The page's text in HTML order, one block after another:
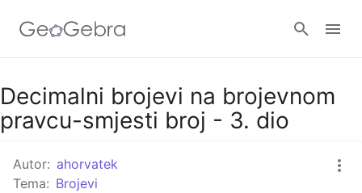
Google Classroom
Decimalni brojevi na brojevnom
pravcu-smjesti broj - 3. dio
Autor: ahorvatek
Tema: Brojevi